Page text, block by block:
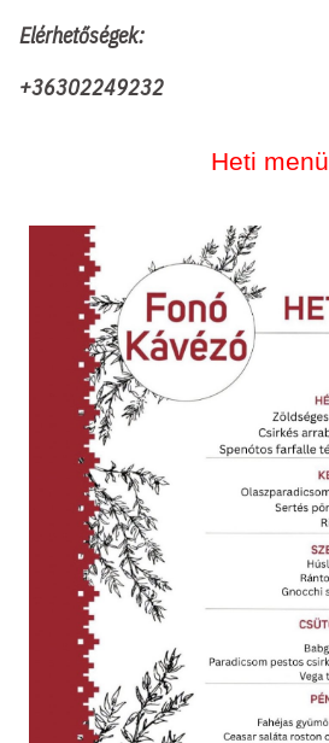
Elérhetőségek:
+36302249232
Heti menü